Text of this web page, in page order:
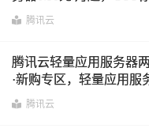
元/1年
腾讯云
腾讯云轻量应用服务器
·新购专区，轻量应用服
量数据盘0.95折起
腾讯云